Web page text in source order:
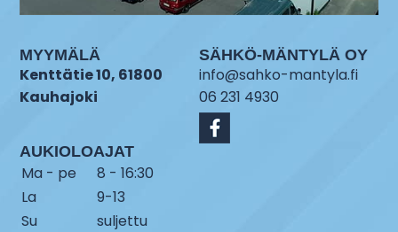
MYYMÄLÄ
Kenttätie 10, 61800
Kauhajoki
AUKIOLOAJAT
Ma - pe
8 - 16:30
La
9-13
Su
suljettu
SÄHKÖ-MÄNTYLÄ OY
info@sahko-mantyla.fi
06 231 4930